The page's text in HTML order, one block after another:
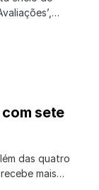
sete
das quatro
mais…